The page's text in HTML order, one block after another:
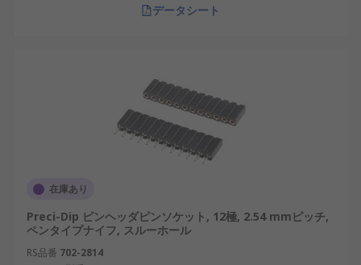
ュールに適しています。
生かして省スペース実装に適しています。日本の
IoTデバイスや産業用制御モジュールでは、この特
性が重視される傾向にあります。
SILソケットの種類
用シーンや設計条件に応じて選定されます。代表的
な種類を以下に紹介します。
データシート
在庫あり
Preci-Dip ピンヘッダピンソケット, 12極, 2.54 mmピッチ,
ペンタイプナイフ, スルーホール
RS品番 702-2814